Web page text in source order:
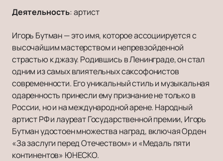
Деятельность:артист
Игорь Бутман — это имя, которое ассоциируется с
высочайшим мастерством и непревзойденной
страстью к джазу. Родившись в Ленинграде, он стал
одним из самых влиятельных саксофонистов
современности. Его уникальный стиль и музыкальная
одаренность принесли ему признание не только в
России, но и на международной арене. Народный
артист РФ и лауреат Государственной премии, Игорь
Бутман удостоен множества наград, включая Орден
«За заслуги перед Отечеством» и «Медаль пяти
континентов» ЮНЕСКО.